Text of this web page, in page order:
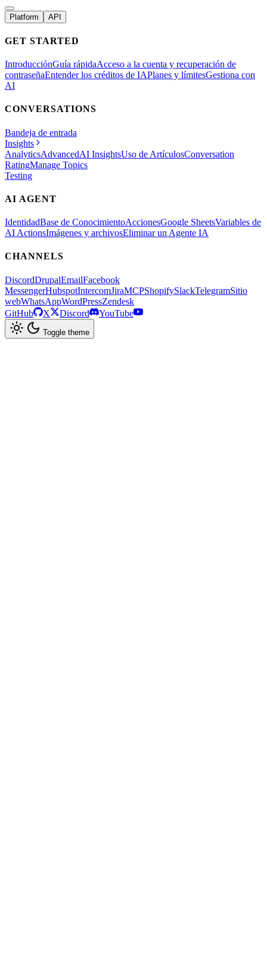
Platform API
GET STARTED
IntroducciónGuía rápidaAcceso a la cuenta y recuperación de
contraseñaEntender los créditos de IAPlanes y límitesGestiona con
AI
CONVERSATIONS
Bandeja de entrada
Insights
AnalyticsAdvancedAI InsightsUso de ArtículosConversation
RatingManage Topics
Testing
AI AGENT
IdentidadBase de ConocimientoAccionesGoogle SheetsVariables de
AI ActionsImágenes y archivosEliminar un Agente IA
CHANNELS
DiscordDrupalEmailFacebook
MessengerHubspotIntercomJiraMCPShopifySlackTelegramSitio
webWhatsAppWordPressZendesk
GitHub
X Discord YouTube
Toggle theme